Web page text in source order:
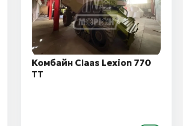
Комбайн Claas Lexion 770
TT